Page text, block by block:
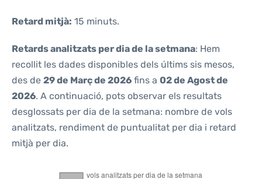
Retard mitjà: 15 minuts.
Retards analitzats per dia de la setmana: Hem
recollit les dades disponibles dels últims sis mesos,
des de 29 de Març de 2026 fins a 02 de Agost de
2026. A continuació, pots observar els resultats
desglossats per dia de la setmana: nombre de vols
analitzats, rendiment de puntualitat per dia i retard
mitjà per dia.